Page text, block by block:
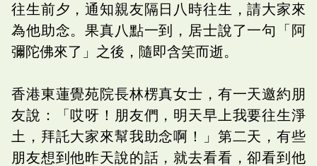
往生前夕，通知親友隔日八時往生，請大家來
為他助念。果真八點一到，居士說了一句「阿
彌陀佛來了」之後，隨即含笑而逝。
香港東蓮覺苑院長林楞真女士，有一天邀約朋
友說：「哎呀！朋友們，明天早上我要往生淨
土，拜託大家來幫我助念啊！」第二天，有些
朋友想到他昨天說的話，就去看看，卻看到他